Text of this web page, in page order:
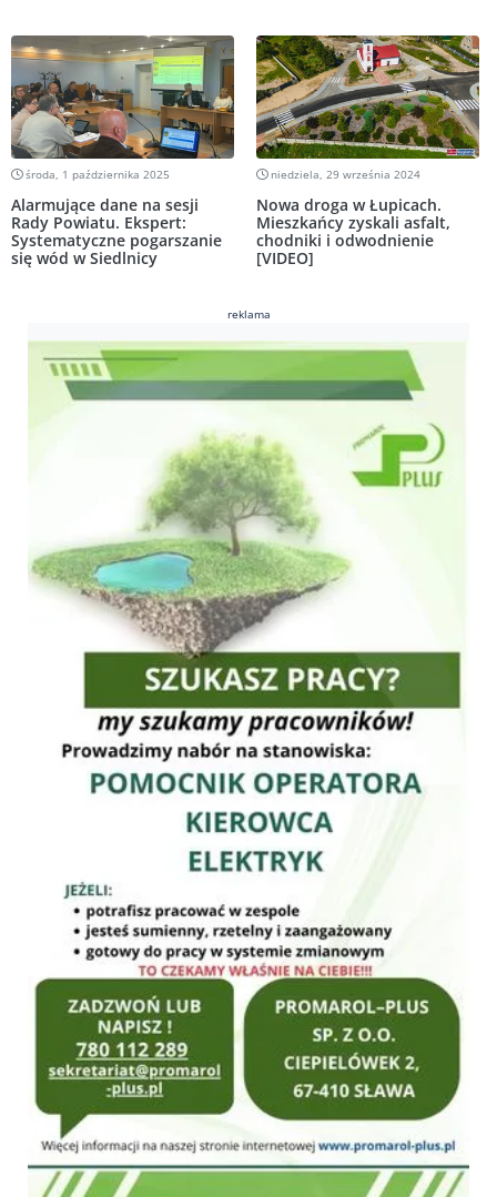
środa, 1 października 2025
Alarmujące dane na sesji
Rady Powiatu. Ekspert:
Systematyczne pogarszanie
się wód w Siedlnicy
niedziela, 29 września 2024
Nowa droga w Łupicach.
Mieszkańcy zyskali asfalt,
chodniki i odwodnienie
[VIDEO]
reklama